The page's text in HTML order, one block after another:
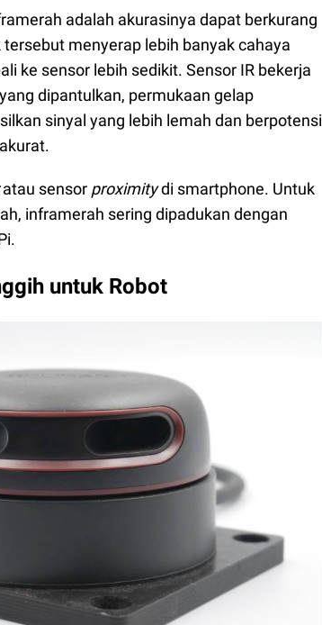
adalah akurasinya dapat berkurang
menyerap lebih banyak cahaya
ke sensor lebih sedikit. Sensor IR bekerja
dipantulkan, permukaan gelap
sinyal yang lebih lemah dan berpotensi
atau sensor proximitydi smartphone. Untuk
inframerah sering dipadukan dengan
untuk Robot